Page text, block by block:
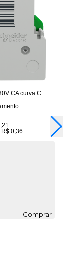
CA curva C
R$ 0,36
Comprar